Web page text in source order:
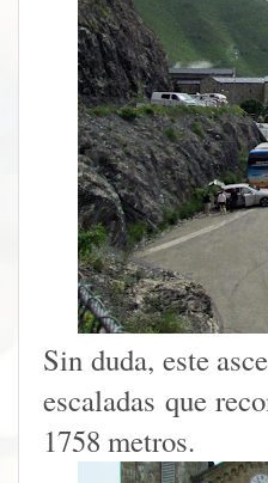
Sin duda, este
escaladas que
1758 metros.